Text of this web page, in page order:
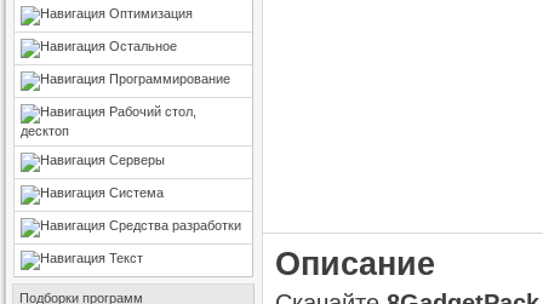
Оптимизация
Остальное
Программирование
Рабочий стол,
десктоп
Серверы
Система
Средства разработки
Текст
Подборки программ
Описание